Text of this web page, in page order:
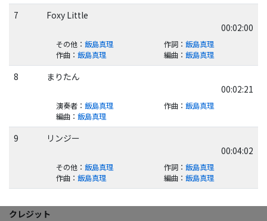
7
Foxy Little
00:02:00
その他： 飯島真理 作詞： 飯島真理
作曲： 飯島真理 編曲： 飯島真理
8
まりたん
00:02:21
演奏者： 飯島真理 作曲： 飯島真理
編曲： 飯島真理
9
リンジー
00:04:02
その他： 飯島真理 作詞： 飯島真理
作曲： 飯島真理 編曲： 飯島真理
クレジット